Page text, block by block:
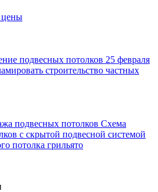
цены
подвесных потолков 25 февраля
строительство частных
подвесных потолков Схема
с скрытой подвесной системой
потолка грильято